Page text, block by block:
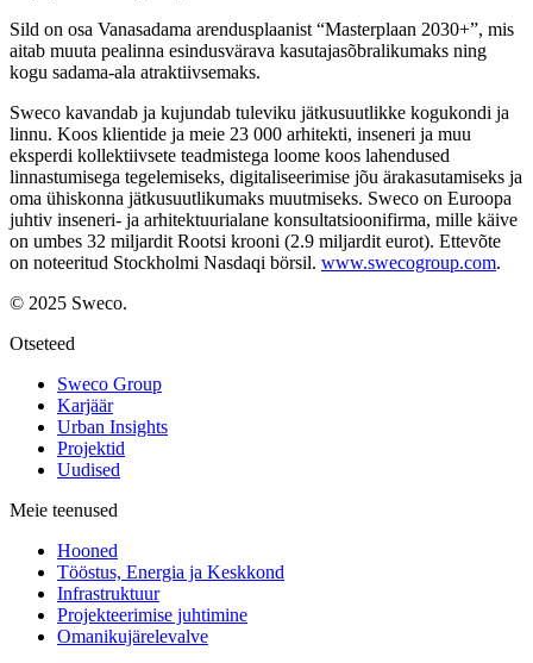
Sild on osa Vanasadama arendusplaanist “Masterplaan 2030+”, mis
aitab muuta pealinna esindusvärava kasutajasõbralikumaks ning
kogu sadama-ala atraktiivsemaks.
Sweco kavandab ja kujundab tuleviku jätkusuutlikke kogukondi ja
linnu. Koos klientide ja meie 23 000 arhitekti, inseneri ja muu
eksperdi kollektiivsete teadmistega loome koos lahendused
linnastumisega tegelemiseks, digitaliseerimise jõu ärakasutamiseks ja
oma ühiskonna jätkusuutlikumaks muutmiseks. Sweco on Euroopa
juhtiv inseneri- ja arhitektuurialane konsultatsioonifirma, mille käive
on umbes 32 miljardit Rootsi krooni (2.9 miljardit eurot). Ettevõte
on noteeritud Stockholmi Nasdaqi börsil. www.swecogroup.com.
© 2025 Sweco.
Otseteed
Sweco Group
Karjäär
Urban Insights
Projektid
Uudised
Meie teenused
Hooned
Tööstus, Energia ja Keskkond
Infrastruktuur
Projekteerimise juhtimine
Omanikujärelevalve